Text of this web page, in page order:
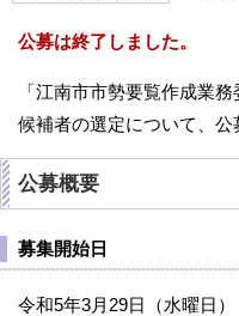
公募は終了しました。
「江南市市勢要覧作成業
候補者の選定について、公
公募概要
募集開始日
令和5年3月29日（水曜日）